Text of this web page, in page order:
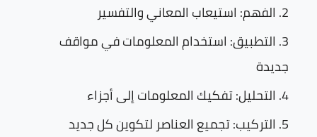
الفهم: استيعاب المعاني والتفسير
التطبيق: استخدام المعلومات في مواقف
جديدة
التحليل:تفكيك المعلومات إلى أجزاء
التركيب:تجميع العناصر لتكوين كل جديد